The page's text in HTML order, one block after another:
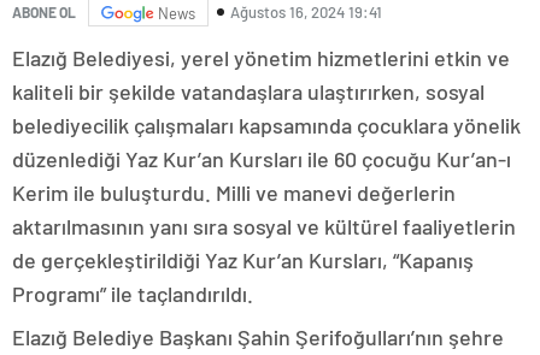
ABONE OL News Ağustos 16, 2024 19:41
Elazığ Belediyesi, yerel yönetim hizmetlerini etkin ve
kaliteli bir şekilde vatandaşlara ulaştırırken, sosyal
belediyecilik çalışmaları kapsamında çocuklara yönelik
düzenlediği Yaz Kur’an Kursları ile 60 çocuğu Kur’an-ı
Kerim ile buluşturdu. Milli ve manevi değerlerin
aktarılmasının yanı sıra sosyal ve kültürel faaliyetlerin
de gerçekleştirildiği Yaz Kur’an Kursları, “Kapanış
Programı” ile taçlandırıldı.
Elazığ Belediye Başkanı Şahin Şerifoğulları’nın şehre